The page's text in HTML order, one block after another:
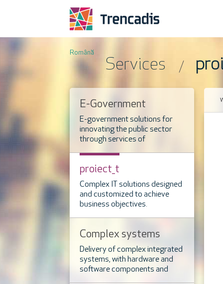
Română
Services
E-Government
E-government solutions for
innovating the public sector
through services of
proiect_t
Complex IT solutions designed
and customized to achieve
business objectives.
Complex systems
integration
Delivery of complex integrated
systems, with hardware and
software components and